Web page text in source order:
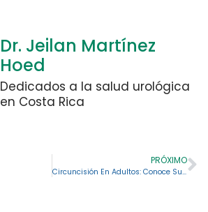
Dr. Jeilan Martínez
Hoed
Dedicados a la salud urológica
en Costa Rica
PRÓXIMO
Circuncisión En Adultos: Conoce Sus Riesgos y Sus Posibles Ventajas